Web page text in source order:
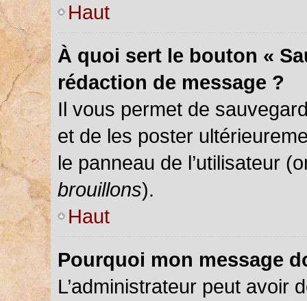
Haut
À quoi sert le bouton «
rédaction de message ?
Il vous permet de
et de les poster
le panneau de l’utilisateur
brouillons).
Haut
Pourquoi mon message
L’administrateur peut avoir